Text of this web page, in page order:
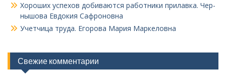
Хороших успехов добиваются работники прилавка. Чер­
нышова Евдокия Сафроновна
Учетчица труда. Его­рова Мария Маркеловна
Свежие комментарии